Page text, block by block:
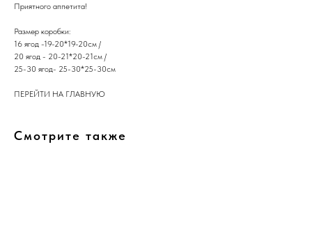
​Приятного аппетита!
Размер коробки:
16 ягод -19-20*19-20см /
20 ягод - 20-21*20-21см /
25-30 ягод- 25-30*25-30см
ПЕРЕЙТИ НА ГЛАВНУЮ
Смотрите также